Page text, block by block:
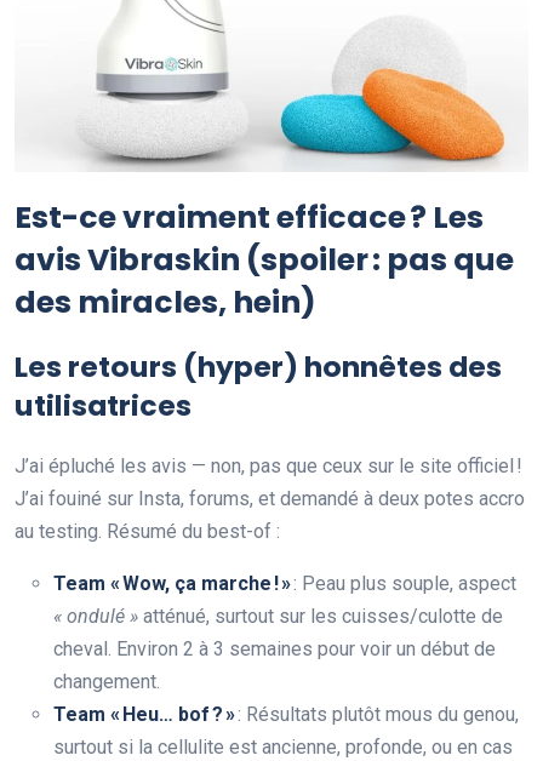
Est-ce vraiment efficace ? Les
avis Vibraskin (spoiler : pas que
des miracles, hein)
Les retours (hyper) honnêtes des
utilisatrices
J’ai épluché les avis — non, pas que ceux sur le site officiel !
J’ai fouiné sur Insta, forums, et demandé à deux potes accro
au testing. Résumé du best-of :
Team « Wow, ça marche ! »: Peau plus souple, aspect
« ondulé » atténué, surtout sur les cuisses/culotte de
cheval. Environ 2 à 3 semaines pour voir un début de
changement.
Team « Heu… bof ? »: Résultats plutôt mous du genou,
surtout si la cellulite est ancienne, profonde, ou en cas